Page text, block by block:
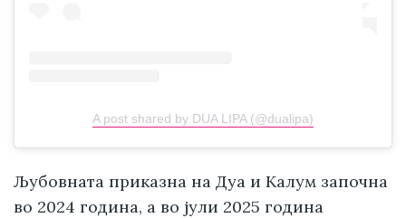
A post shared by DUA LIPA (@dualipa)
Љубовната приказна на Дуа и Калум започна
во 2024 година, а во јули 2025 година